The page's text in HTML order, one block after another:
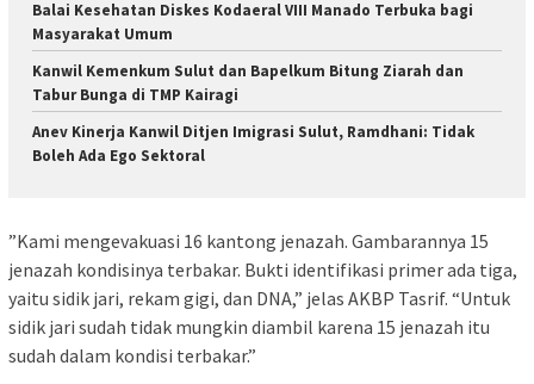
Balai Kesehatan Diskes Kodaeral VIII Manado Terbuka bagi
Masyarakat Umum
‎Kanwil Kemenkum Sulut dan Bapelkum Bitung Ziarah dan
Tabur Bunga di TMP Kairagi
Anev Kinerja Kanwil Ditjen Imigrasi Sulut, Ramdhani: Tidak
Boleh Ada Ego Sektoral
​”Kami mengevakuasi 16 kantong jenazah. Gambarannya 15
jenazah kondisinya terbakar. Bukti identifikasi primer ada tiga,
yaitu sidik jari, rekam gigi, dan DNA,” jelas AKBP Tasrif. “Untuk
sidik jari sudah tidak mungkin diambil karena 15 jenazah itu
sudah dalam kondisi terbakar.”